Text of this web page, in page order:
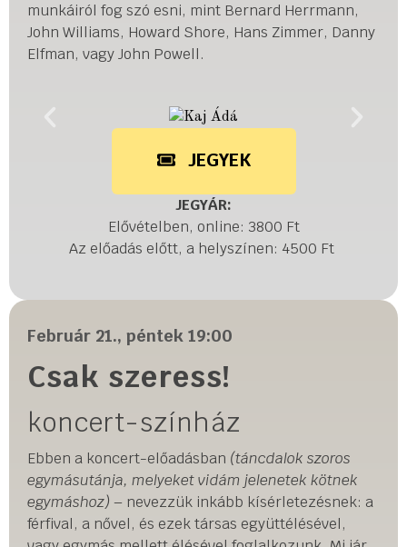
JEGYÁR:
Elővételben, online: 3800 Ft
Az előadás előtt, a helyszínen: 4500 Ft
JEGYEK
munkáiról fog szó esni, mint Bernard Herrmann,
John Williams, Howard Shore, Hans Zimmer, Danny
Elfman, vagy John Powell.
Február 21., péntek 19:00
Csak szeress!
koncert-színház
Ebben a koncert-előadásban (táncdalok szoros
egymásutánja, melyeket vidám jelenetek kötnek
egymáshoz) – nevezzük inkább kísérletezésnek: a
férfival, a nővel, és ezek társas együttélésével,